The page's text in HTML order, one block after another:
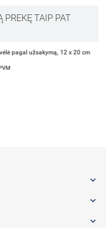
PREKĘ TAIP PAT
užsakymą, 12 x 20 cm


